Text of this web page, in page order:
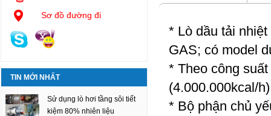
Sơ đồ đường đi
TIN MỚI NHẤT
Sử dụng lò hơi tầng sôi tiết
kiệm 80% nhiên liệu
* Lò dầu tải
GAS; có model
* Theo công
(4.000.000kcal/h)
* Bộ phận chủ